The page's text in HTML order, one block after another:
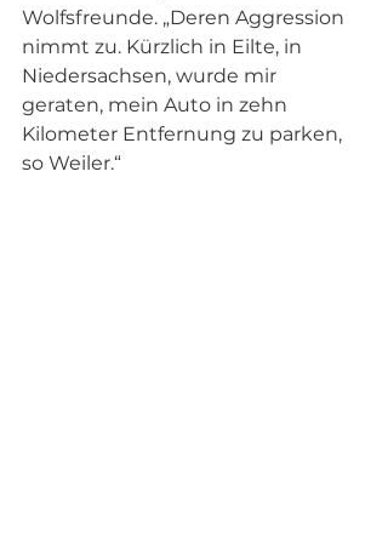
Wolfsfreunde. „Deren Aggression
nimmt zu. Kürzlich in Eilte, in
Niedersachsen, wurde mir
geraten, mein Auto in zehn
Kilometer Entfernung zu parken,
so Weiler.“